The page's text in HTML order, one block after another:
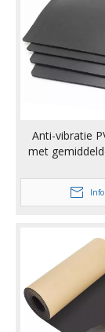
Anti-vibratie
met